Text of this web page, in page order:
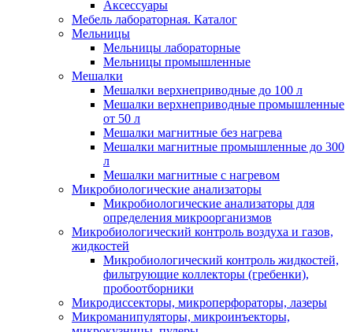
Аксессуары
Мебель лабораторная. Каталог
Мельницы
Мельницы лабораторные
Мельницы промышленные
Мешалки
Мешалки верхнеприводные до 100 л
Мешалки верхнеприводные промышленные
от 50 л
Мешалки магнитные без нагрева
Мешалки магнитные промышленные до 300
л
Мешалки магнитные с нагревом
Микробиологические анализаторы
Микробиологические анализаторы для
определения микроорганизмов
Микробиологический контроль воздуха и газов,
жидкостей
Микробиологический контроль жидкостей,
фильтрующие коллекторы (гребенки),
пробоотборники
Микродиссекторы, микроперфораторы, лазеры
Микроманипуляторы, микроинъекторы,